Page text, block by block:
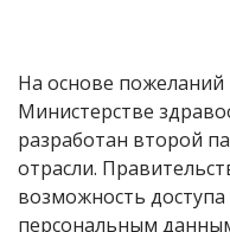
На основе
Министерстве
разработан второй
отрасли.
возможность
персональным